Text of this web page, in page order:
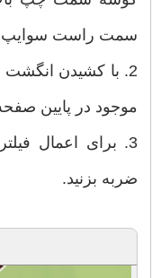
سمت راست سوایپ
2. با کشیدن
موجود در پایین
3. برای اعمال
ضربه بزنید.